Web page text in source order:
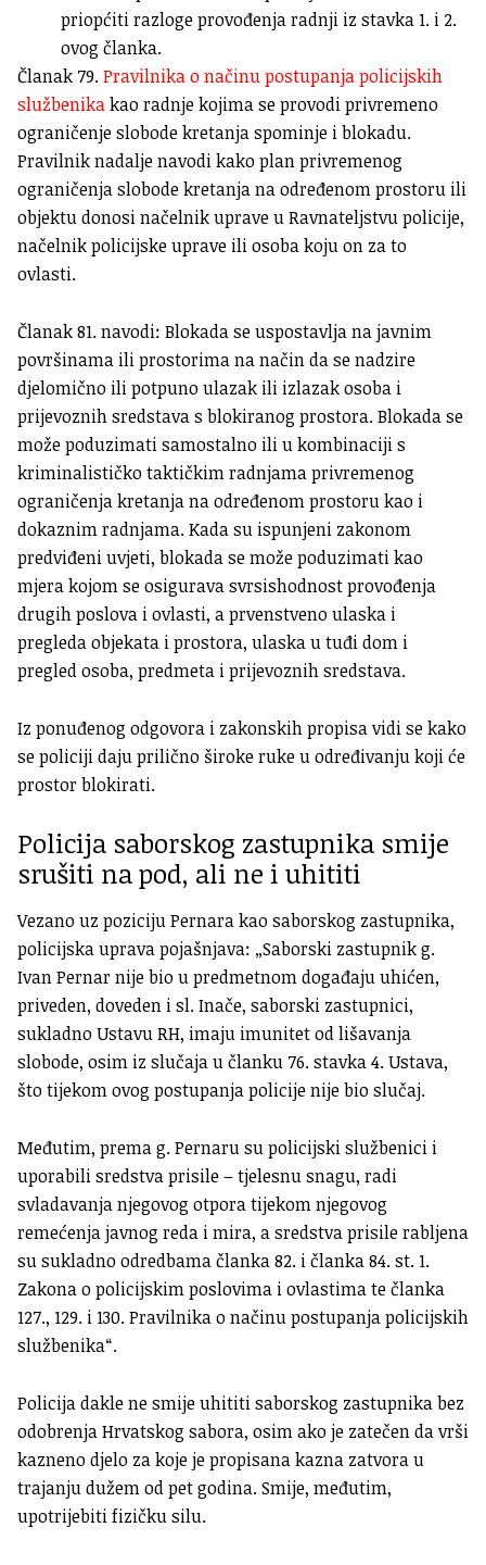
priopćiti razloge provođenja radnji iz stavka 1. i 2.
ovog članka.
Članak 79.Pravilnika o načinu postupanja policijskih
službenikakao radnje kojima se provodi privremeno
ograničenje slobode kretanja spominje i blokadu.
Pravilnik nadalje navodi kako plan privremenog
ograničenja slobode kretanja na određenom prostoru ili
objektu donosi načelnik uprave u Ravnateljstvu policije,
načelnik policijske uprave ili osoba koju on za to
ovlasti.
Članak 81. navodi: Blokada se uspostavlja na javnim
površinama ili prostorima na način da se nadzire
djelomično ili potpuno ulazak ili izlazak osoba i
prijevoznih sredstava s blokiranog prostora. Blokada se
može poduzimati samostalno ili u kombinaciji s
kriminalističko taktičkim radnjama privremenog
ograničenja kretanja na određenom prostoru kao i
dokaznim radnjama. Kada su ispunjeni zakonom
predviđeni uvjeti, blokada se može poduzimati kao
mjera kojom se osigurava svrsishodnost provođenja
drugih poslova i ovlasti, a prvenstveno ulaska i
pregleda objekata i prostora, ulaska u tuđi dom i
pregled osoba, predmeta i prijevoznih sredstava.
Iz ponuđenog odgovora i zakonskih propisa vidi se kako
se policiji daju prilično široke ruke u određivanju koji će
prostor blokirati.
Policija saborskog zastupnika smije
srušiti na pod, ali ne i uhititi
Vezano uz poziciju Pernara kao saborskog zastupnika,
policijska uprava pojašnjava: „Saborski zastupnik g.
Ivan Pernar nije bio u predmetnom događaju uhićen,
priveden, doveden i sl. Inače, saborski zastupnici,
sukladno Ustavu RH, imaju imunitet od lišavanja
slobode, osim iz slučaja u članku 76. stavka 4. Ustava,
što tijekom ovog postupanja policije nije bio slučaj.
Međutim, prema g. Pernaru su policijski službenici i
uporabili sredstva prisile – tjelesnu snagu, radi
svladavanja njegovog otpora tijekom njegovog
remećenja javnog reda i mira, a sredstva prisile rabljena
su sukladno odredbama članka 82. i članka 84. st. 1.
Zakona o policijskim poslovima i ovlastima te članka
127., 129. i 130. Pravilnika o načinu postupanja policijskih
službenika“.
Policija dakle ne smije uhititi saborskog zastupnika bez
odobrenja Hrvatskog sabora, osim ako je zatečen da vrši
kazneno djelo za koje je propisana kazna zatvora u
trajanju dužem od pet godina. Smije, međutim,
upotrijebiti fizičku silu.